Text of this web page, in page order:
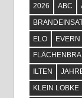
2026 ABC
ELO
EVERN
ILTEN
KLEIN LOBKE